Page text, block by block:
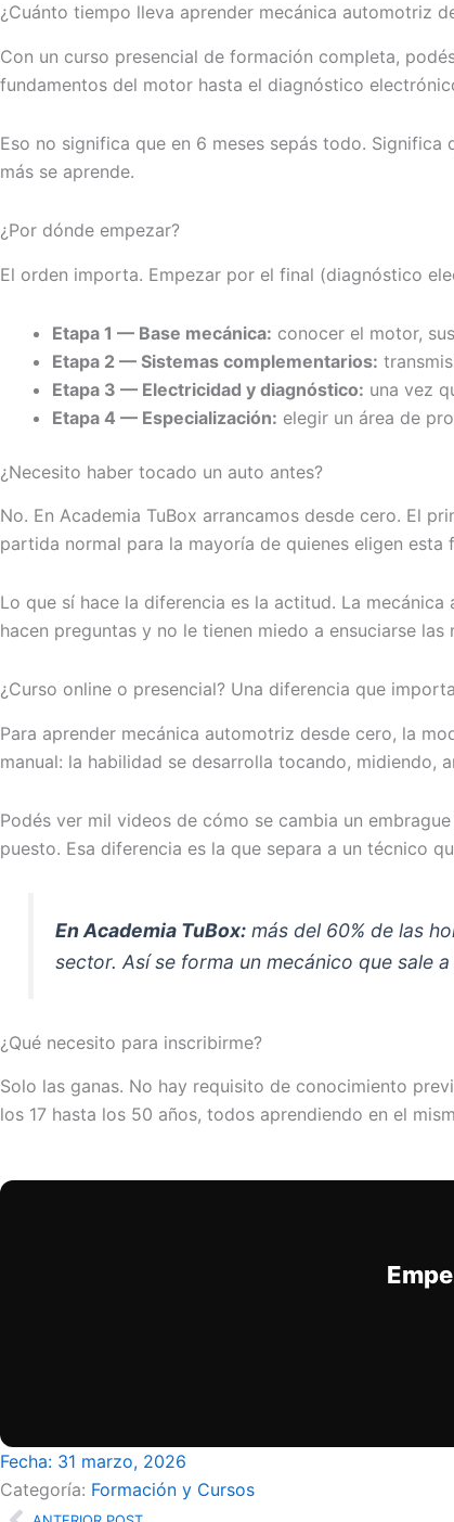
¿Cuánto tiempo lleva aprender mecánica automotriz
Con un curso presencial de formación completa,
fundamentos del motor hasta el diagnóstico
Eso no significa que en 6 meses sepás todo.
más se aprende.
¿Por dónde empezar?
El orden importa. Empezar por el final (diagnóstico
Etapa 1 — Base mecánica: conocer el motor,
Etapa 2 — Sistemas complementarios:
Etapa 3 — Electricidad y diagnóstico: una vez
Etapa 4 — Especialización: elegir un área de
¿Necesito haber tocado un auto antes?
No. En Academia TuBox arrancamos desde cero. El
partida normal para la mayoría de quienes eligen esta
Lo que sí hace la diferencia es la actitud. La
hacen preguntas y no le tienen miedo a ensuciarse las
¿Curso online o presencial? Una diferencia que importa
Para aprender mecánica automotriz desde cero, la
manual: la habilidad se desarrolla tocando, midiendo,
Podés ver mil videos de cómo se cambia un
puesto. Esa diferencia es la que separa a un técnico
En Academia TuBox: más del 60% de las
sector. Así se forma un mecánico que sale
¿Qué necesito para inscribirme?
Solo las ganas. No hay requisito de conocimiento
los 17 hasta los 50 años, todos aprendiendo en el
Fecha: 31 marzo, 2026
Categoría: Formación y Cursos